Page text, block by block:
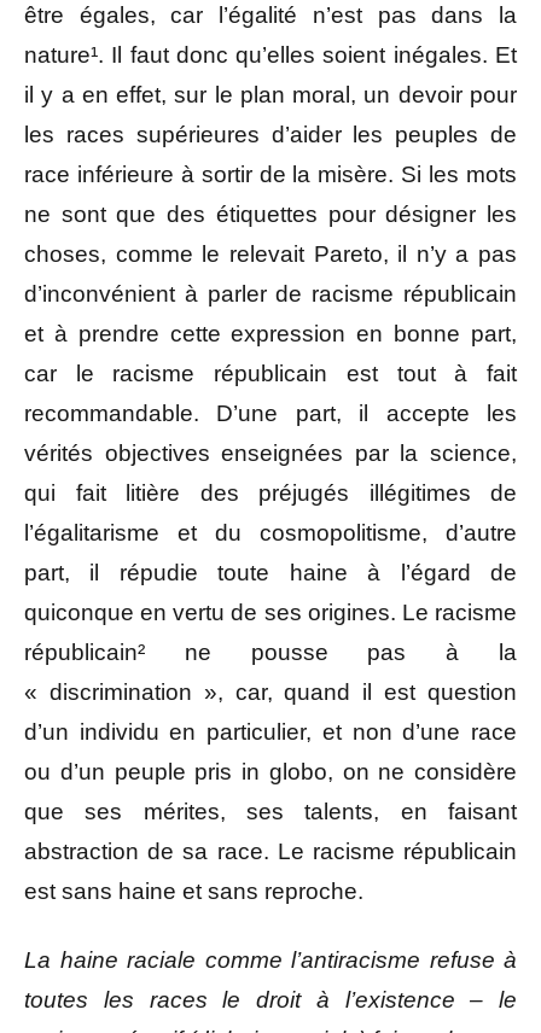
être égales, car l’égalité n’est pas dans la
nature¹. Il faut donc qu’elles soient inégales. Et
il y a en effet, sur le plan moral, un devoir pour
les races supérieures d’aider les peuples de
race inférieure à sortir de la misère. Si les mots
ne sont que des étiquettes pour désigner les
choses, comme le relevait Pareto, il n’y a pas
d’inconvénient à parler de racisme républicain
et à prendre cette expression en bonne part,
car le racisme républicain est tout à fait
recommandable. D’une part, il accepte les
vérités objectives enseignées par la science,
qui fait litière des préjugés illégitimes de
l’égalitarisme et du cosmopolitisme, d’autre
part, il répudie toute haine à l’égard de
quiconque en vertu de ses origines. Le racisme
républicain² ne pousse pas à la
« discrimination », car, quand il est question
d’un individu en particulier, et non d’une race
ou d’un peuple pris in globo, on ne considère
que ses mérites, ses talents, en faisant
abstraction de sa race. Le racisme républicain
est sans haine et sans reproche.
La haine raciale comme l’antiracisme refuse à
toutes les races le droit à l’existence – le